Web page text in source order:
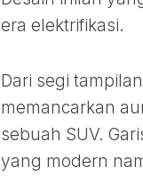
era elektrifikasi.
Dari segi
memancarkan
sebuah SUV.
yang modern